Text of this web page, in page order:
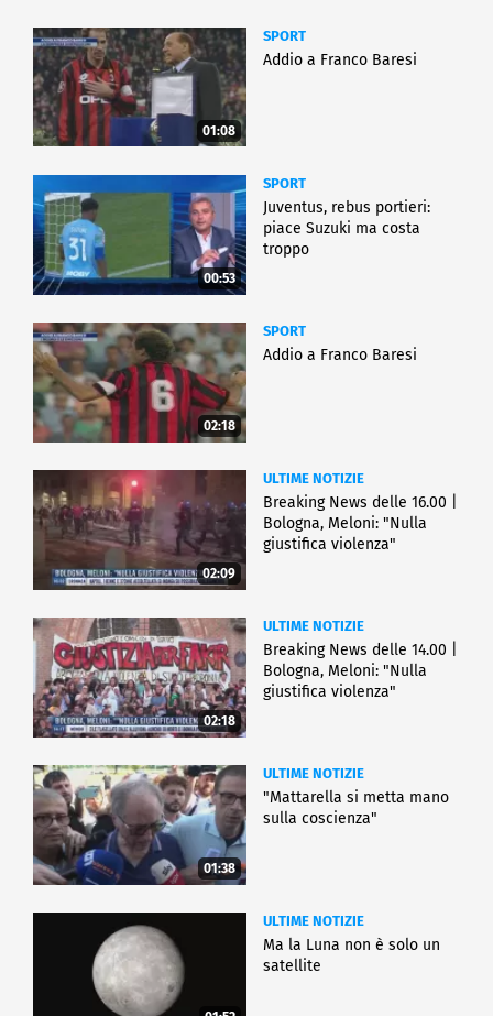
01:08
SPORT
Addio a Franco Baresi
00:53
SPORT
Juventus, rebus portieri:
piace Suzuki ma costa
troppo
02:18
SPORT
Addio a Franco Baresi
02:09
ULTIME NOTIZIE
Breaking News delle 16.00 |
Bologna, Meloni: "Nulla
giustifica violenza"
02:18
ULTIME NOTIZIE
Breaking News delle 14.00 |
Bologna, Meloni: "Nulla
giustifica violenza"
01:38
ULTIME NOTIZIE
"Mattarella si metta mano
sulla coscienza"
ULTIME NOTIZIE
Ma la Luna non è solo un
satellite